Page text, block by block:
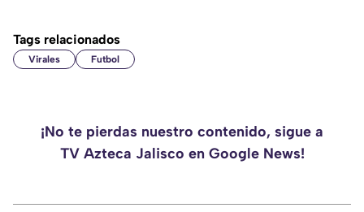
Tags relacionados
Virales Futbol
¡No te pierdas nuestro contenido, sigue a
TV Azteca Jalisco en Google News!